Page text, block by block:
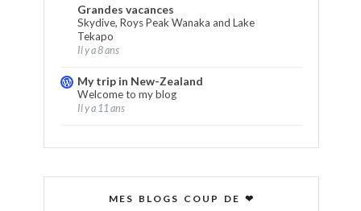
Grandes vacances
Skydive, Roys Peak Wanaka and Lake
Tekapo
Il y a 8 ans
My trip in New-Zealand
Welcome to my blog
Il y a 11 ans
MES BLOGS COUP DE ❤